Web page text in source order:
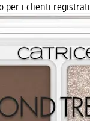
per i clienti registrati